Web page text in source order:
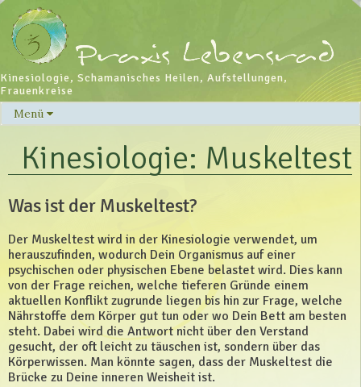
Kinesiologie, Schamanisches Heilen, Aufstellungen,
Frauenkreise
Menü
Skip
contentKinesiologie: Muskeltest
Was ist der Muskeltest?
Der Muskeltest wird in der Kinesiologie verwendet, um
herauszufinden, wodurch Dein Organismus auf einer
psychischen oder physischen Ebene belastet wird. Dies kann
von der Frage reichen, welche tieferen Gründe einem
aktuellen Konflikt zugrunde liegen bis hin zur Frage, welche
Nährstoffe dem Körper gut tun oder wo Dein Bett am besten
steht. Dabei wird die Antwort nicht über den Verstand
gesucht, der oft leicht zu täuschen ist, sondern über das
Körperwissen. Man könnte sagen, dass der Muskeltest die
Brücke zu Deine inneren Weisheit ist.